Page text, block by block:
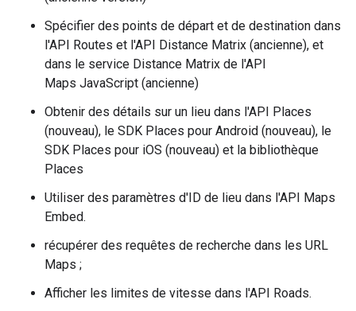
Spécifier des points de départ et de destination dans
l'API Routes et l'API Distance Matrix (ancienne), et
dans le service Distance Matrix de l'API
Maps JavaScript (ancienne)
Obtenir des détails sur un lieu dans l'API Places
(nouveau), le SDK Places pour Android (nouveau), le
SDK Places pour iOS (nouveau) et la bibliothèque
Places
Utiliser des paramètres d'ID de lieu dans l'API Maps
Embed.
récupérer des requêtes de recherche dans les URL
Maps ;
Afficher les limites de vitesse dans l'API Roads.